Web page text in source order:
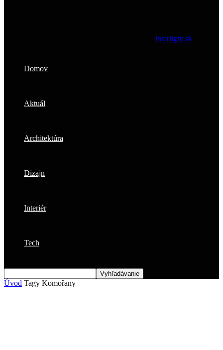
interlight.sk
Domov
Aktuál
Architektúra
Dizajn
Interiér
Tech
Úvod Tagy Komořany